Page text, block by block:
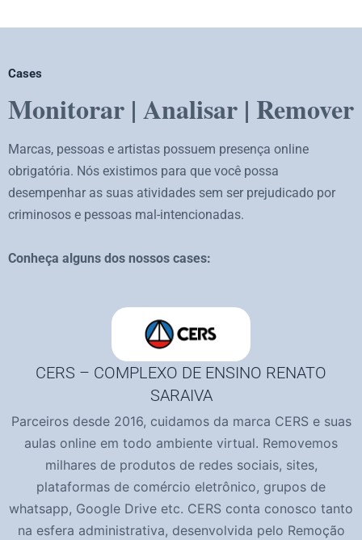
Cases
Monitorar | Analisar | Remover
Marcas, pessoas e artistas possuem presença online
obrigatória. Nós existimos para que você possa
desempenhar as suas atividades sem ser prejudicado por
criminosos e pessoas mal-intencionadas.
Conheça alguns dos nossos cases:
CERS – COMPLEXO DE ENSINO RENATO
SARAIVA
Parceiros desde 2016, cuidamos da marca CERS e suas
aulas online em todo ambiente virtual. Removemos
milhares de produtos de redes sociais, sites,
plataformas de comércio eletrônico, grupos de
whatsapp, Google Drive etc. CERS conta conosco tanto
na esfera administrativa, desenvolvida pelo Remoção